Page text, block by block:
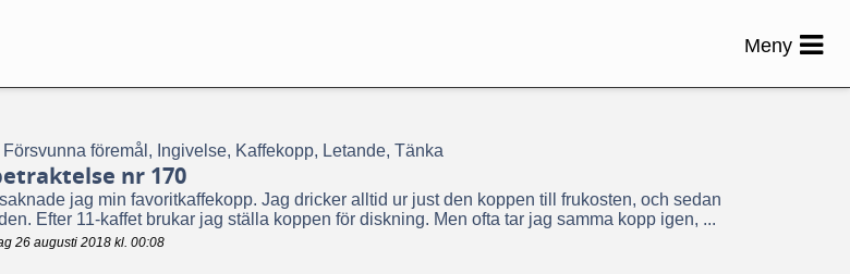
föremål, Ingivelse, Kaffekopp, Letande, Tänka
nr 170
jag min favoritkaffekopp. Jag dricker alltid ur just den koppen till frukosten, och sedan
Efter 11-kaffet brukar jag ställa koppen för diskning. Men ofta tar jag samma kopp igen, ...
26 augusti 2018 kl. 00:08
Meny